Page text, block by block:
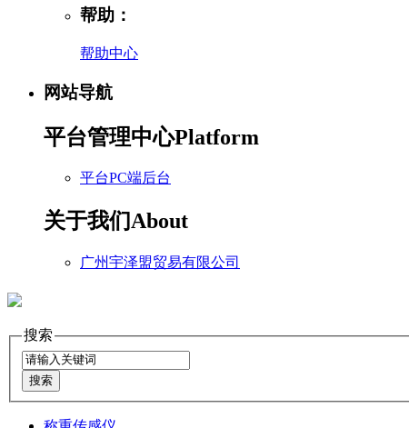
帮助：
帮助中心
网站导航
平台管理中心Platform
平台PC端后台
关于我们About
广州宇泽盟贸易有限公司
搜索